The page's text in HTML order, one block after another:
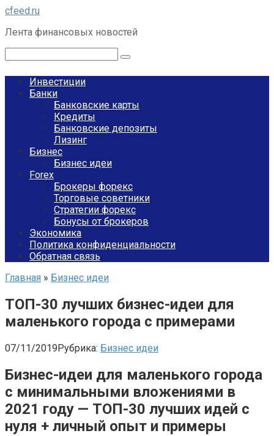
Перейти
контенту
cfeed.ru
Лента финансовых новостей
Инвестиции
Банки
Банковские карты
Кредиты
Банковские депозиты
Лизинг
Бизнес
Бизнес идеи
Forex
Брокеры форекс
Торговые советники
Стратегии форекс
Бонусы от брокеров
Экономика
Политика конфиденциальности
Обратная связь
Главная » Бизнес идеи
ТОП-30 лучших бизнес-идеи для
маленького города с примерами
07/11/2019Рубрика: Бизнес идеи
Бизнес-идеи для маленького города
с минимальными вложениями в
2021 году — ТОП-30 лучших идей с
нуля + личный опыт и примеры